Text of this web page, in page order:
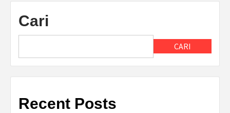
Cari
CARI
Recent Posts